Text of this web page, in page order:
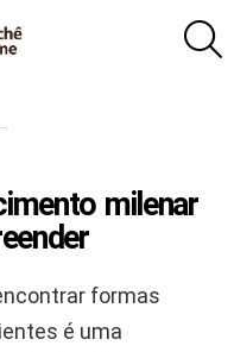
milenar
formas
é uma